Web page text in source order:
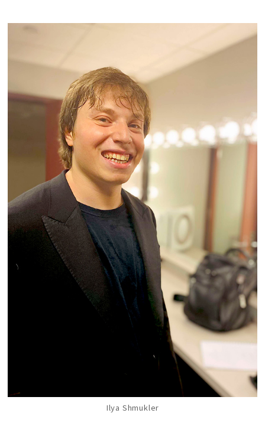
Ilya Shmukler